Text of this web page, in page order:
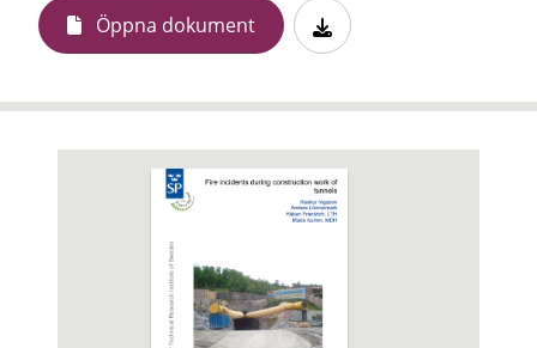
Öppna dokument